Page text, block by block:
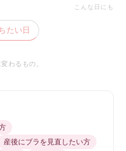
こんな日にも
たい日
わるもの。
産後にブラを見直したい方